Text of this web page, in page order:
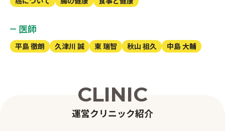
医師
平島 徹朗 久津川 誠 東 瑞智 秋山 祖久 中島 大輔
CLINIC
運営クリニック紹介